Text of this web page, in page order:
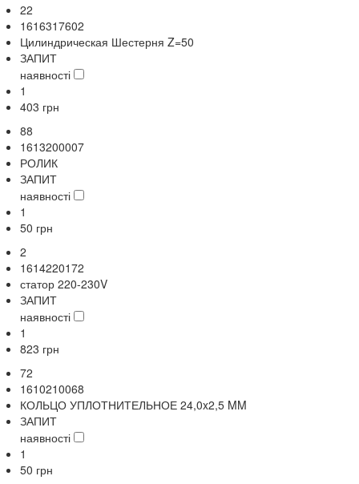
22
1616317602
Цилиндрическая Шестерня Z=50
ЗАПИТ
наявності
1
403 грн
88
1613200007
РОЛИК
ЗАПИТ
наявності
1
50 грн
2
1614220172
статор 220-230V
ЗАПИТ
наявності
1
823 грн
72
1610210068
КОЛЬЦО УПЛОТНИТЕЛЬНОЕ 24,0x2,5 MM
ЗАПИТ
наявності
1
50 грн